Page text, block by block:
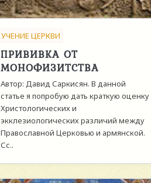
УЧЕНИЕ ЦЕРКВИ
ПРИВИВКА ОТ
МОНОФИЗИТСТВА
Автор: Давид Саркисян. В данной
статье я попробую дать краткую оценку
Христологических и
экклезиологических различий между
Православной Церковью и армянской.
Сс..